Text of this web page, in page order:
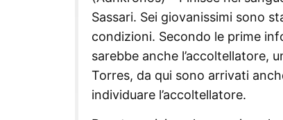
Sassari. Sei giovanissimi sono
condizioni. Secondo le prime
sarebbe anche l’accoltellatore,
Torres, da qui sono arrivati
individuare l’accoltellatore.